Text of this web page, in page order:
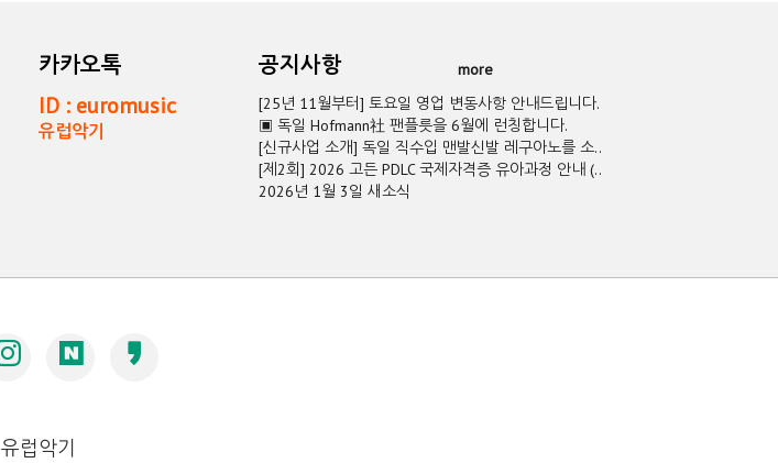
카카오톡
ID : euromusic
유럽악기
공지사항
more
[25년 11월부터] 토요일 영업 변동사항 안내드립니다.
▣ 독일 Hofmann社 팬플릇을 6월에 런칭합니다.
[신규사업 소개] 독일 직수입 맨발신발 레구아노를 소..
[제2회] 2026 고든 PDLC 국제자격증 유아과정 안내 (..
2026년 1월 3일 새소식
유럽악기